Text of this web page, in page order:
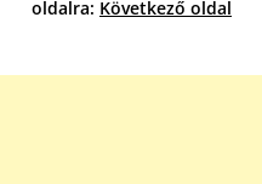
oldalra: Következő oldal